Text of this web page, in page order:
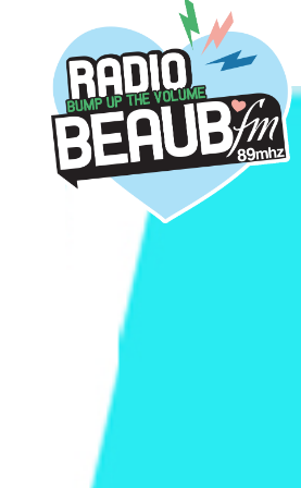
Panneau de gestion des cookies